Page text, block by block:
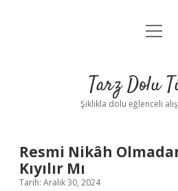
Anasayfa
Yasal
menüyü
Tarz Dolu
Şıklıkla dolu eğlenceli
Resmi Nikâh
Kıyılır Mı
Tarih: Aralık 30, 2024